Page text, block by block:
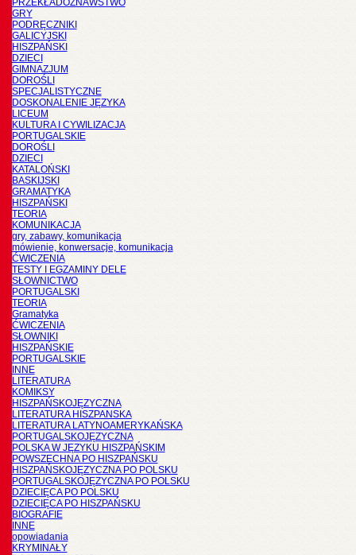
PRZEKŁADOZNAWSTWO
GRY
PODRĘCZNIKI
GALICYJSKI
HISZPAŃSKI
DZIECI
GIMNAZJUM
DOROŚLI
SPECJALISTYCZNE
DOSKONALENIE JĘZYKA
LICEUM
KULTURA I CYWILIZACJA
PORTUGALSKIE
DOROŚLI
DZIECI
KATALOŃSKI
BASKIJSKI
GRAMATYKA
HISZPAŃSKI
TEORIA
KOMUNIKACJA
gry, zabawy, komunikacja
mówienie, konwersacje, komunikacja
ĆWICZENIA
TESTY I EGZAMINY DELE
SŁOWNICTWO
PORTUGALSKI
TEORIA
Gramatyka
ĆWICZENIA
SŁOWNIKI
HISZPAŃSKIE
PORTUGALSKIE
INNE
LITERATURA
KOMIKSY
HISZPAŃSKOJĘZYCZNA
LITERATURA HISZPANSKA
LITERATURA LATYNOAMERYKAŃSKA
PORTUGALSKOJĘZYCZNA
POLSKA W JĘZYKU HISZPAŃSKIM
POWSZECHNA PO HISZPAŃSKU
HISZPAŃSKOJĘZYCZNA PO POLSKU
PORTUGALSKOJĘZYCZNA PO POLSKU
DZIECIĘCA PO POLSKU
DZIECIĘCA PO HISZPAŃSKU
BIOGRAFIE
INNE
opowiadania
KRYMINAŁY